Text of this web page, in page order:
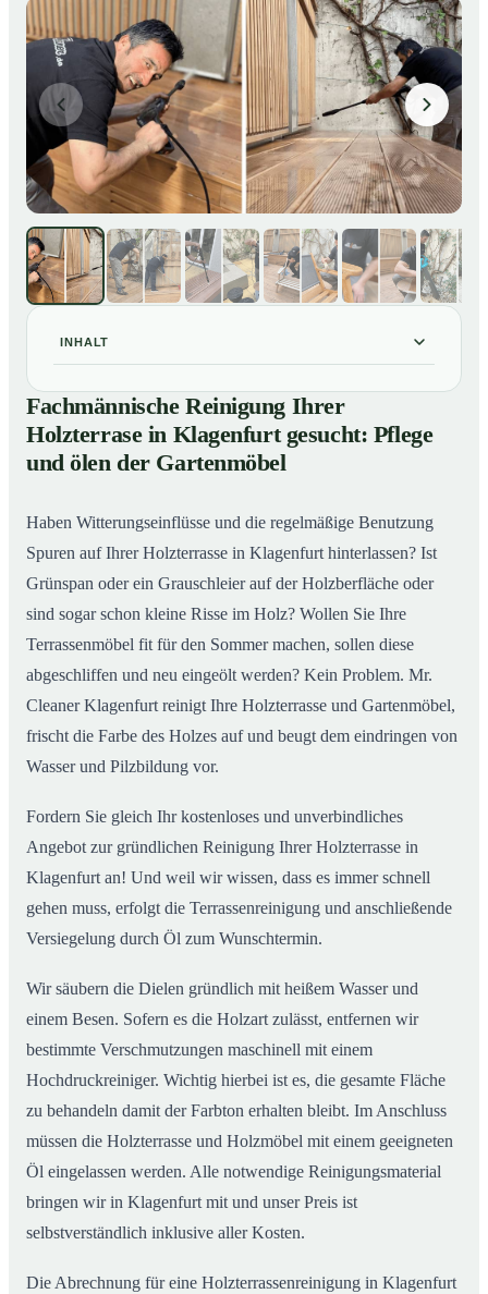
INHALT
01 Fachmännische Reinigung Ihrer Holzterrase in
Klagenfurt gesucht: Pflege und ölen der Gartenmöbel
02So reinigen unsere Profis Holzterrassen in Klagenfurt
Fachmännische Reinigung Ihrer
Holzterrase in Klagenfurt gesucht: Pflege
und ölen der Gartenmöbel
Haben Witterungseinflüsse und die regelmäßige Benutzung
Spuren auf Ihrer Holzterrasse in Klagenfurt hinterlassen? Ist
Grünspan oder ein Grauschleier auf der Holzberfläche oder
sind sogar schon kleine Risse im Holz? Wollen Sie Ihre
Terrassenmöbel fit für den Sommer machen, sollen diese
abgeschliffen und neu eingeölt werden? Kein Problem. Mr.
Cleaner Klagenfurt reinigt Ihre Holzterrasse und Gartenmöbel,
frischt die Farbe des Holzes auf und beugt dem eindringen von
Wasser und Pilzbildung vor.
Fordern Sie gleich Ihr kostenloses und unverbindliches
Angebot zur gründlichen Reinigung Ihrer Holzterrasse in
Klagenfurt an! Und weil wir wissen, dass es immer schnell
gehen muss, erfolgt die Terrassenreinigung und anschließende
Versiegelung durch Öl zum Wunschtermin.
Wir säubern die Dielen gründlich mit heißem Wasser und
einem Besen. Sofern es die Holzart zulässt, entfernen wir
bestimmte Verschmutzungen maschinell mit einem
Hochdruckreiniger. Wichtig hierbei ist es, die gesamte Fläche
zu behandeln damit der Farbton erhalten bleibt. Im Anschluss
müssen die Holzterrasse und Holzmöbel mit einem geeigneten
Öl eingelassen werden. Alle notwendige Reinigungsmaterial
bringen wir in Klagenfurt mit und unser Preis ist
selbstverständlich inklusive aller Kosten.
Die Abrechnung für eine Holzterrassenreinigung in Klagenfurt